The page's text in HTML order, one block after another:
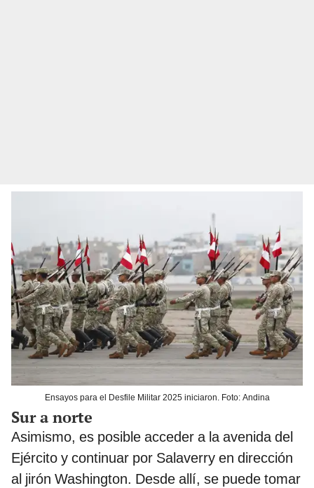
Ensayos para el Desfile Militar 2025 iniciaron. Foto: Andina
Sur a norte
Asimismo, es posible acceder a la avenida del
Ejército y continuar por Salaverry en dirección
al jirón Washington. Desde allí, se puede tomar